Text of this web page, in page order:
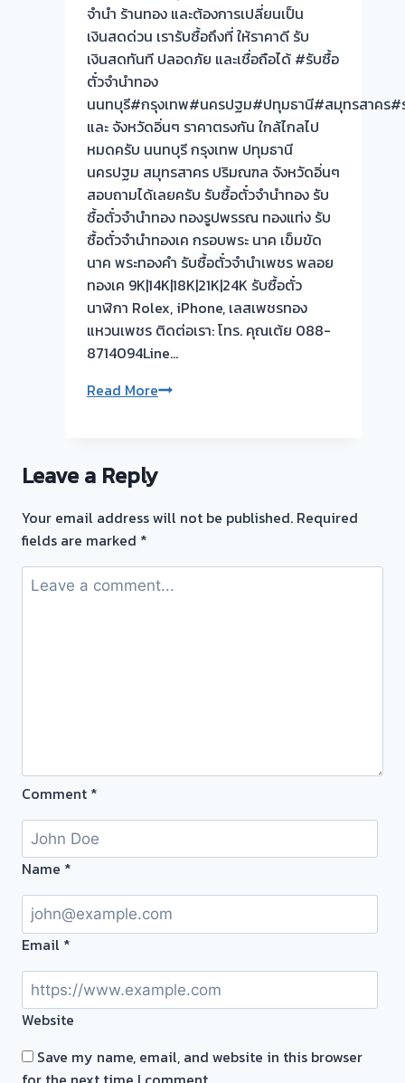
เอา
ตั๋ว
จำนำ
มา
ขาย
เป็น
เงิน
กับ
เรา
ดี
กว่า
วัน
นี้
ให้
บริการ
ลูกค้า
บางบัวทอง-
นนทบุรี
จำนำ ร้านทอง และต้องการเปลี่ยนเป็น
เงินสดด่วน เรารับซื้อถึงที่ ให้ราคาดี รับ
เงินสดทันที ปลอดภัย และเชื่อถือได้ #รับซื้อ
ตั๋วจำนำทอง
นนทบุรี#กรุงเทพ#นครปฐม#ปทุมธานี#สมุทรสาคร#
และ จังหวัดอิ่นๆ ราคาตรงกัน ใกล้ไกลไป
หมดครับ นนทบุรี กรุงเทพ ปทุมธานี
นครปฐม สมุทรสาคร ปริมณฑล จังหวัดอิ่นๆ
สอบถามได้เลยครับ รับซื้อตั๋วจำนำทอง รับ
ซื้อตั๋วจำนำทอง ทองรูปพรรณ ทองแท่ง รับ
ซื้อตั๋วจำนำทองเค กรอบพระ นาค เข็มขัด
นาค พระทองคำ รับซื้อตั๋วจำนำเพชร พลอย
ทองเค 9K|14K|18K|21K|24K รับซื้อตั๋ว
นาฬิกา Rolex, iPhone, เลสเพชรทอง
แหวนเพชร ติดต่อเรา: โทร. คุณเต้ย 088-
8714094Line…
Read Moreผล
ซื้อ
จำนำ
ท่าน้ำ
นนท์
นนท์
ครับ⭐
Leave a Reply
Your email address will not be published. Required
fields are marked *
Comment *
Name *
Email *
Website
Save my name, email, and website in this browser